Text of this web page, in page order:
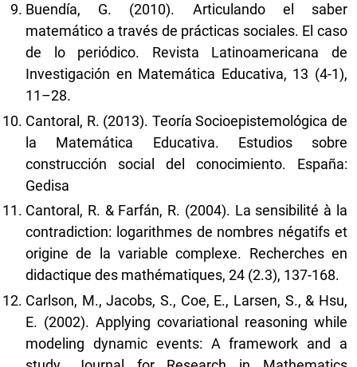
Buendía, G. (2010). Articulando el saber
matemático a través de prácticas sociales. El caso
de lo periódico. Revista Latinoamericana de
Investigación en Matemática Educativa, 13 (4-1),
11–28.
Cantoral, R. (2013). Teoría Socioepistemológica de
la Matemática Educativa. Estudios sobre
construcción social del conocimiento. España:
Gedisa
Cantoral, R. & Farfán, R. (2004). La sensibilité à la
contradiction: logarithmes de nombres négatifs et
origine de la variable complexe. Recherches en
didactique des mathématiques, 24 (2.3), 137-168.
Carlson, M., Jacobs, S., Coe, E., Larsen, S., & Hsu,
E. (2002). Applying covariational reasoning while
modeling dynamic events: A framework and a